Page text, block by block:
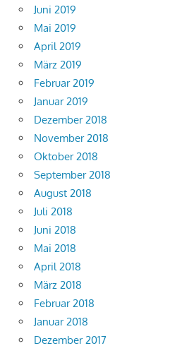
Juni 2019
Mai 2019
April 2019
März 2019
Februar 2019
Januar 2019
Dezember 2018
November 2018
Oktober 2018
September 2018
August 2018
Juli 2018
Juni 2018
Mai 2018
April 2018
März 2018
Februar 2018
Januar 2018
Dezember 2017